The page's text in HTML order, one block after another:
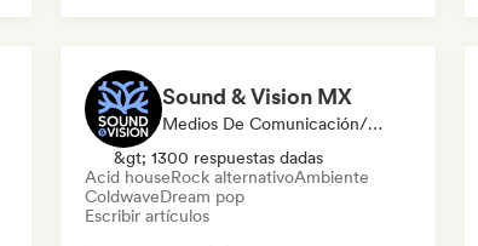
Sound & Vision MX
Medios De Comunicación/Periodista
&gt; 1300 respuestas dadas
Acid houseRock alternativoAmbiente
ColdwaveDream pop
Escribir artículos